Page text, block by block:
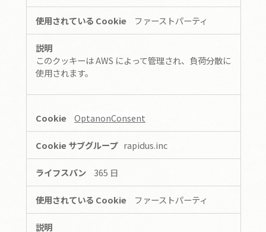
ファーストパーティ
このクッキーは AWS によって管理され、負荷分散に
使用されます。
OptanonConsent
rapidus.inc
365 日
ファーストパーティ